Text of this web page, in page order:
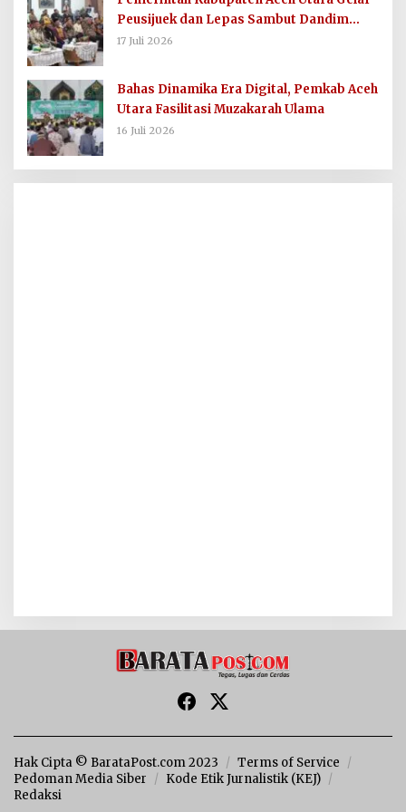
Peusijuek dan Lepas Sambut Dandim
0103/AUT
17 Juli 2026
Bahas Dinamika Era Digital, Pemkab Aceh
Utara Fasilitasi Muzakarah Ulama
16 Juli 2026
Hak Cipta © BarataPost.com 2023
Terms of Service
Pedoman Media Siber
Kode Etik Jurnalistik (KEJ)
Redaksi